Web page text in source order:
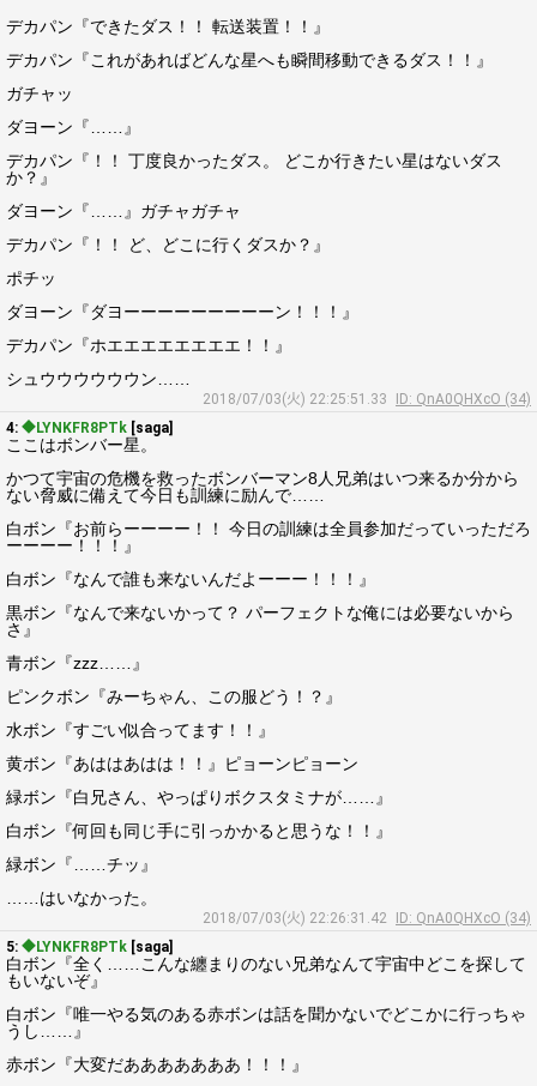
デカパン『できたダス！！ 転送装置！！』
デカパン『これがあればどんな星へも瞬間移動できるダス！！』
ガチャッ
ダヨーン『……』
デカパン『！！ 丁度良かったダス。 どこか行きたい星はないダス
か？』
ダヨーン『……』ガチャガチャ
デカパン『！！ ど、どこに行くダスか？』
ポチッ
ダヨーン『ダヨーーーーーーーーーン！！！』
デカパン『ホエエエエエエエエ！！』
シュウウウウウウン……
2018/07/03(火) 22:25:51.33
ID: QnA0QHXcO (34)
4: ◆LYNKFR8PTk [saga]
ここはボンバー星。
かつて宇宙の危機を救ったボンバーマン8人兄弟はいつ来るか分から
ない脅威に備えて今日も訓練に励んで……
白ボン『お前らーーーー！！ 今日の訓練は全員参加だっていっただろ
ーーーー！！！』
白ボン『なんで誰も来ないんだよーーー！！！』
黒ボン『なんで来ないかって？ パーフェクトな俺には必要ないから
さ』
青ボン『zzz……』
ピンクボン『みーちゃん、この服どう！？』
水ボン『すごい似合ってます！！』
黄ボン『あははあはは！！』ピョーンピョーン
緑ボン『白兄さん、やっぱりボクスタミナが……』
白ボン『何回も同じ手に引っかかると思うな！！』
緑ボン『……チッ』
……はいなかった。
2018/07/03(火) 22:26:31.42
ID: QnA0QHXcO (34)
5: ◆LYNKFR8PTk [saga]
白ボン『全く……こんな纏まりのない兄弟なんて宇宙中どこを探して
もいないぞ』
白ボン『唯一やる気のある赤ボンは話を聞かないでどこかに行っちゃ
うし……』
赤ボン『大変だあああああああ！！！』